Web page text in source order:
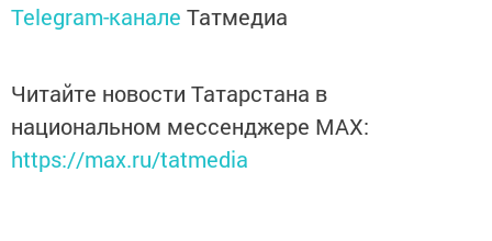
Telegram-канале Татмедиа
Читайте новости Татарстана в
национальном мессенджере MАХ:
https://max.ru/tatmedia